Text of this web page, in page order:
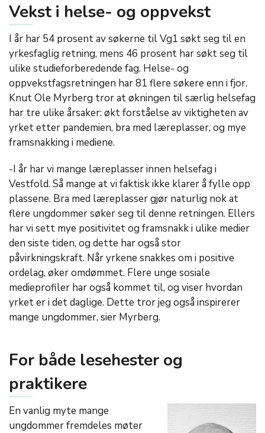
Vekst i helse- og oppvekst
I år har 54 prosent av søkerne til Vg1 søkt seg til en
yrkesfaglig retning, mens 46 prosent har søkt seg til
ulike studieforberedende fag. Helse- og
oppvekstfagsretningen har 81 flere søkere enn i fjor.
Knut Ole Myrberg tror at økningen til særlig helsefag
har tre ulike årsaker: økt forståelse av viktigheten av
yrket etter pandemien, bra med læreplasser, og mye
framsnakking i mediene.
-I år har vi mange læreplasser innen helsefag i
Vestfold. Så mange at vi faktisk ikke klarer å fylle opp
plassene. Bra med læreplasser gjør naturlig nok at
flere ungdommer søker seg til denne retningen. Ellers
har vi sett mye positivitet og framsnakk i ulike medier
den siste tiden, og dette har også stor
påvirkningskraft. Når yrkene snakkes om i positive
ordelag, øker omdømmet. Flere unge sosiale
medieprofiler har også kommet til, og viser hvordan
yrket er i det daglige. Dette tror jeg også inspirerer
mange ungdommer, sier Myrberg.
For både lesehester og
praktikere
En vanlig myte mange
ungdommer fremdeles møter